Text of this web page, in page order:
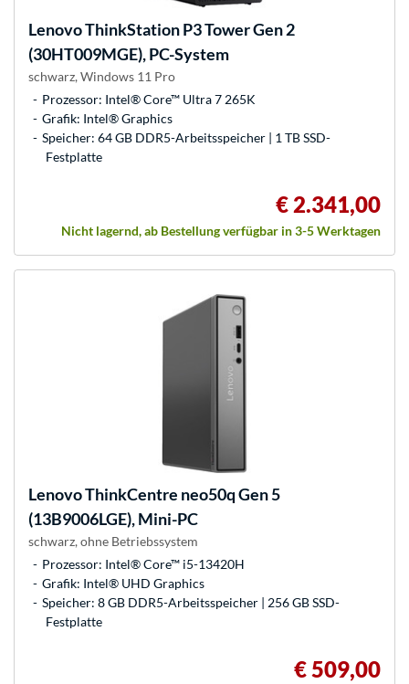
LenovoThinkStation P3 Tower Gen 2
(30HT009MGE), PC-System
schwarz, Windows 11 Pro
Prozessor: Intel® Core™ Ultra 7 265K
Grafik: Intel® Graphics
Speicher: 64 GB DDR5-Arbeitsspeicher | 1 TB SSD-
Festplatte
€ 2.341,00
Nicht lagernd, ab Bestellung verfügbar in 3-5 Werktagen
LenovoThinkCentre neo50q Gen 5
(13B9006LGE), Mini-PC
schwarz, ohne Betriebssystem
Prozessor: Intel® Core™ i5-13420H
Grafik: Intel® UHD Graphics
Speicher: 8 GB DDR5-Arbeitsspeicher | 256 GB SSD-
Festplatte
€ 509,00